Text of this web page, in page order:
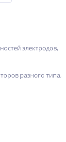
электродов,
разного типа,